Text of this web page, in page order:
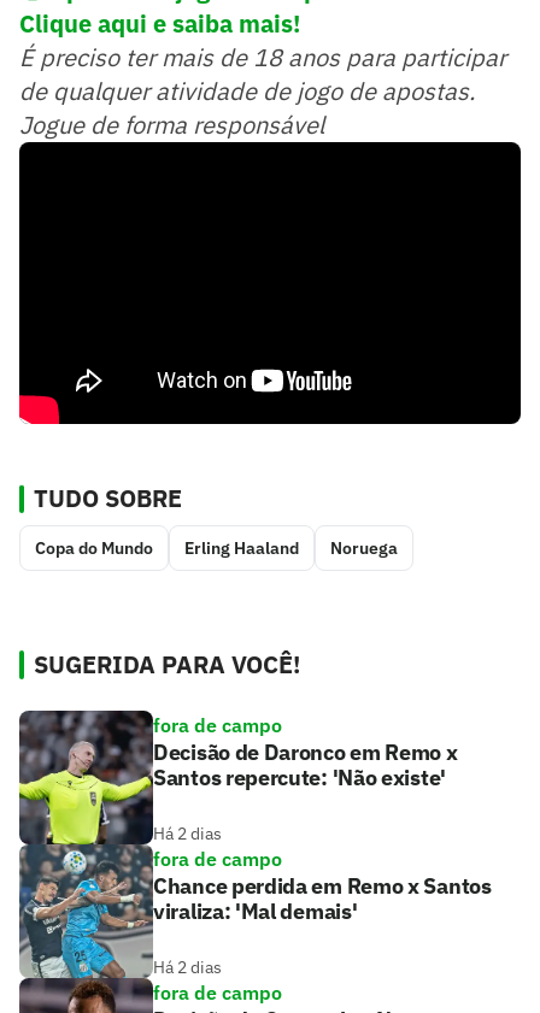
Clique aqui e saiba mais!
É preciso ter mais de 18 anos para participar
de qualquer atividade de jogo de apostas.
Jogue de forma responsável
TUDO SOBRE
Copa do Mundo Erling Haaland Noruega
SUGERIDA PARA VOCÊ!
fora de campo
Decisão de Daronco em Remo x
Santos repercute: 'Não existe'
Há 2 dias
fora de campo
Chance perdida em Remo x Santos
viraliza: 'Mal demais'
Há 2 dias
fora de campo